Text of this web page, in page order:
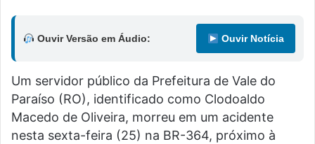
Ouvir Versão em Áudio: Ouvir Notícia
Um servidor público da Prefeitura de Vale do
Paraíso (RO), identificado como Clodoaldo
Macedo de Oliveira, morreu em um acidente
nesta sexta-feira (25) na BR-364, próximo à